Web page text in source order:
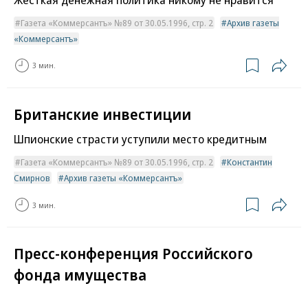
Газета «Коммерсантъ» №89 от 30.05.1996, стр. 2
Архив газеты
«Коммерсантъ»
3 мин.
Британские инвестиции
Шпионские страсти уступили место кредитным
Газета «Коммерсантъ» №89 от 30.05.1996, стр. 2
Константин
Смирнов
Архив газеты «Коммерсантъ»
3 мин.
Пресс-конференция Российского
фонда имущества